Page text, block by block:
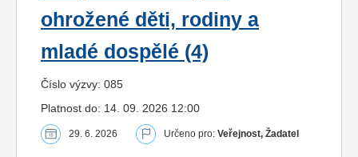
ohrožené děti, rodiny a
mladé dospělé (4)
Číslo výzvy: 085
Platnost do: 14. 09. 2026 12:00
29. 6. 2026 Určeno pro: Veřejnost, Žadatel